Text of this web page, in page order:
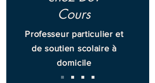
Cours
Professeur particulier et
de soutien scolaire à
domicile